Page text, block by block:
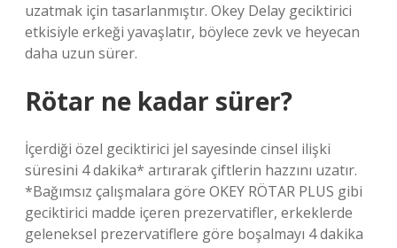
uzatmak için tasarlanmıştır. Okey Delay geciktirici
etkisiyle erkeği yavaşlatır, böylece zevk ve heyecan
daha uzun sürer.
Rötar ne kadar sürer?
İçerdiği özel geciktirici jel sayesinde cinsel ilişki
süresini 4 dakika* artırarak çiftlerin hazzını uzatır.
*Bağımsız çalışmalara göre OKEY RÖTAR PLUS gibi
geciktirici madde içeren prezervatifler, erkeklerde
geleneksel prezervatiflere göre boşalmayı 4 dakika